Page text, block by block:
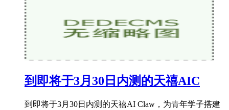
到即将于3月30日内测的天禧AIC
到即将于3月30日内测的天禧AI Claw，为青年学子搭建